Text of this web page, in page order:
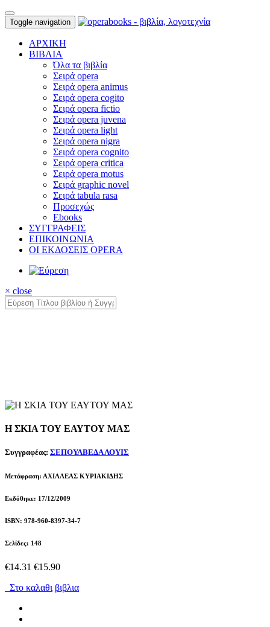
Toggle navigation
ΑΡΧΙΚΗ
ΒΙΒΛΙΑ
Όλα τα βιβλία
Σειρά opera
Σειρά opera animus
Σειρά opera cogito
Σειρά opera fictio
Σειρά opera juvena
Σειρά opera light
Σειρά opera nigra
Σειρά opera cognito
Σειρά opera critica
Σειρά opera motus
Σειρά graphic novel
Σειρά tabula rasa
Προσεχώς
Ebooks
ΣΥΓΓΡΑΦΕΙΣ
ΕΠΙΚΟΙΝΩΝΙΑ
ΟΙ ΕΚΔΟΣΕΙΣ OPERA
× close
Η ΣΚΙΑ ΤΟΥ ΕΑΥΤΟΥ ΜΑΣ
Συγγραφέας: ΣΕΠΟΥΛΒΕΔΑ ΛΟΥΙΣ
Μετάφραση: ΑΧΙΛΛΕΑΣ ΚΥΡΙΑΚΙΔΗΣ
Εκδόθηκε: 17/12/2009
ISBN: 978-960-8397-34-7
Σελίδες: 148
€14.31 €15.90
Στο καλαθι βιβλια